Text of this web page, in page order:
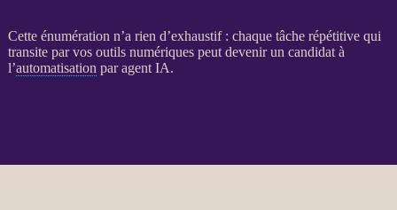
Cette énumération n’a rien d’exhaustif : chaque tâche répétitive qui
transite par vos outils numériques peut devenir un candidat à
l’automatisation paragent IA.